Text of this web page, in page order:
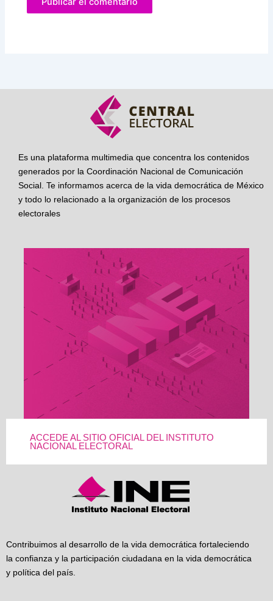
Es una plataforma multimedia que concentra los contenidos
generados por la Coordinación Nacional de Comunicación
Social. Te informamos acerca de la vida democrática de México
y todo lo relacionado a la organización de los procesos
electorales
ACCEDE AL SITIO OFICIAL DEL INSTITUTO
NACIONAL ELECTORAL
Contribuimos al desarrollo de la vida democrática fortaleciendo
la confianza y la participación ciudadana en la vida democrática
y política del país.